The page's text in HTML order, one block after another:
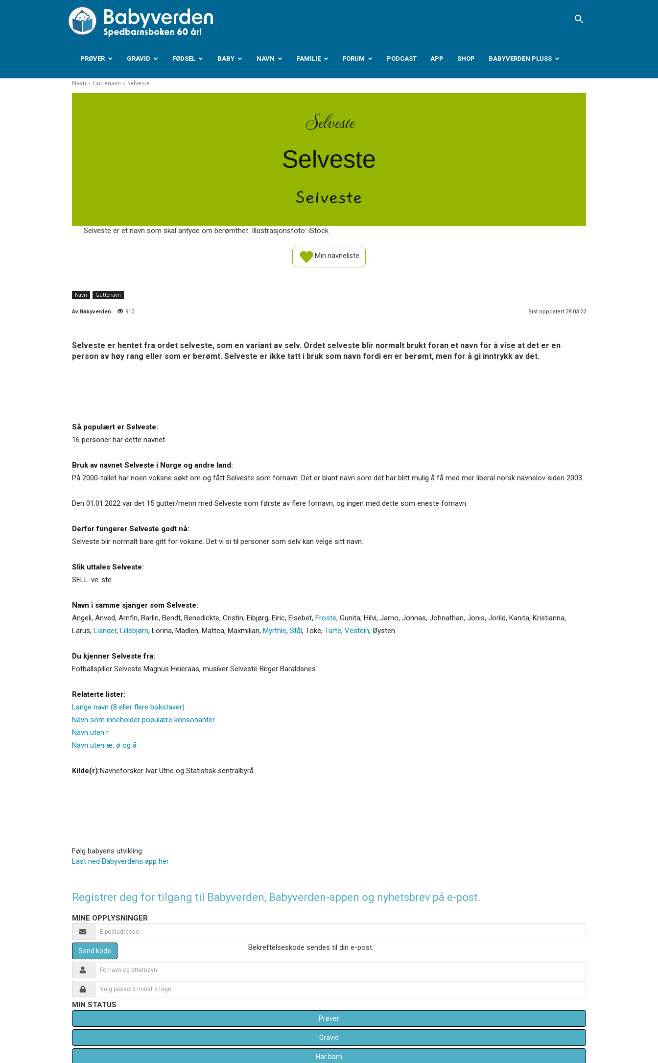
Babyverden.no
PRØVER GRAVID FØDSEL BABY NAVN FAMILIE FORUM PODCAST APP SHOP BABYVERDEN PLUSS
Navn Guttenavn Selveste
Selveste
Selveste
Selveste
Selveste er et navn som skal antyde om berømthet. Illustrasjonsfoto: iStock
Min navneliste
Navn Guttenavn
Av Babyverden 910 Sist oppdatert 28.03.22
Selveste er hentet fra ordet selveste, som en variant av selv. Ordet selveste blir normalt brukt foran et navn for å vise at det er en
person av høy rang eller som er berømt. Selveste er ikke tatt i bruk som navn fordi en er berømt, men for å gi inntrykk av det.
Så populært er Selveste:
16 personer har dette navnet.
Bruk av navnet Selveste i Norge og andre land:
På 2000-tallet har noen voksne søkt om og fått Selveste som fornavn. Det er blant navn som det har blitt mulig å få med mer liberal norsk navnelov siden 2003.
Den 01.01.2022 var det 15 gutter/menn med Selveste som første av flere fornavn, og ingen med dette som eneste fornavn.
Derfor fungerer Selveste godt nå:
Selveste blir normalt bare gitt for voksne. Det vi si til personer som selv kan velge sitt navn.
Slik uttales Selveste:
SELL-ve-ste
Navn i samme sjanger som Selveste:
Angeli, Anved, Arnfin, Barlin, Bendt, Benedickte, Cristin, Eibjørg, Eiric, Elsebet, Froste, Gunita, Hilvi, Jarno, Johnas, Johnathan, Jonis, Jorild, Kanita, Kristianna,
Larus, Liander, Lillebjørn, Lorina, Madlen, Mattea, Maxmilian, Myrthle, Stål, Toke, Turte, Vestein, Øysten
Du kjenner Selveste fra:
Fotballspiller Selveste Magnus Heieraas, musiker Selveste Birger Baraldsnes
Relaterte lister:
Lange navn (8 eller flere bokstaver)
Navn som inneholder populære konsonanter
Navn uten r
Navn uten æ, ø og å
Kilde(r):Navneforsker Ivar Utne og Statistisk sentralbyrå.
Følg babyens utvikling:
Last ned Babyverdens app her
Registrer deg for tilgang til Babyverden, Babyverden-appen og nyhetsbrev på e-post.
MINE OPPLYSNINGER
Send kode Bekreftelseskode sendes til din e-post.
MIN STATUS
Prøver
Gravid
Har barn